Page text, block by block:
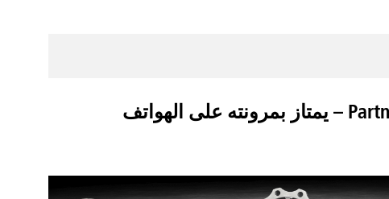
تُطلق Diesel Technic تطبيقاً جديداً لمنصتها Partner Portal – يمتاز بمرونته على الهواتف